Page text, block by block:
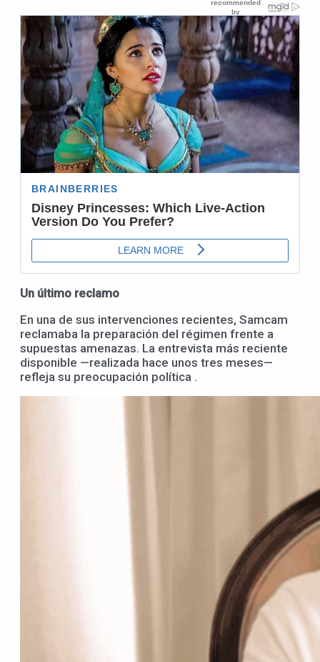
Un último reclamo
En una de sus intervenciones recientes, Samcam
reclamaba la preparación del régimen frente a
supuestas amenazas. La entrevista más reciente
disponible —realizada hace unos tres meses—
refleja su preocupación política .